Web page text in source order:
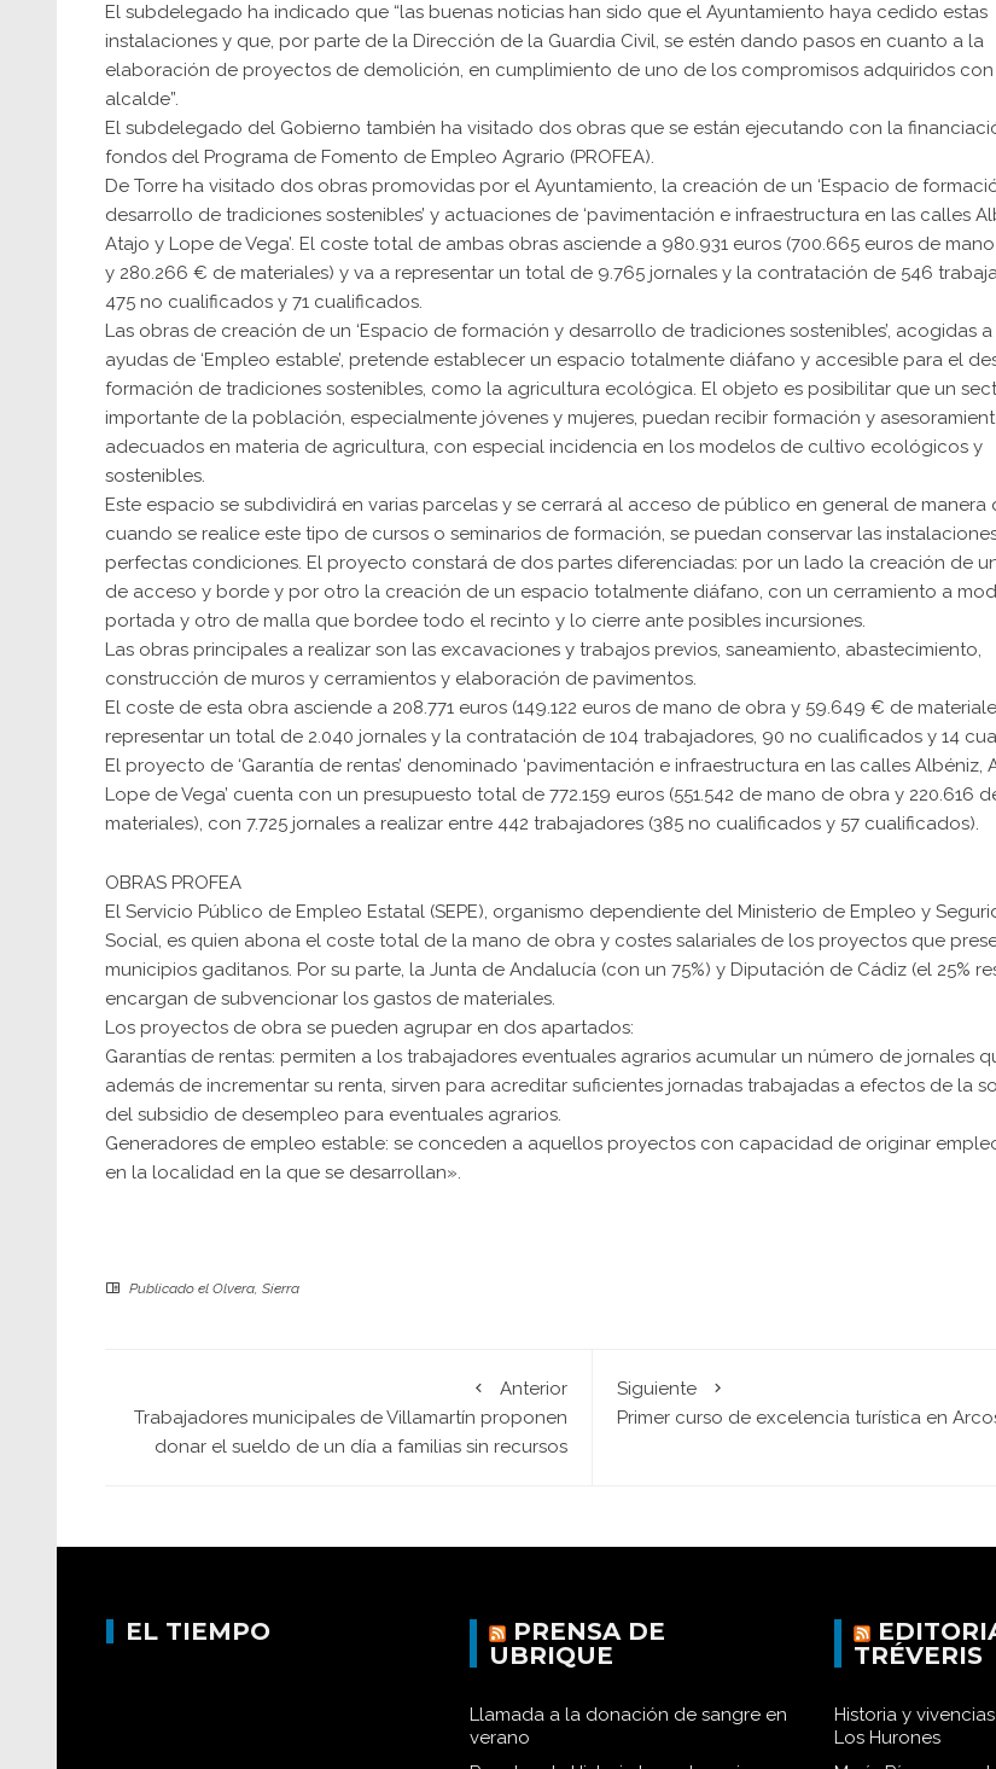
El subdelegado ha indicado que “las buenas noticias han sido que el Ayuntamiento haya cedido estas
instalaciones y que, por parte de la Dirección de la Guardia Civil, se estén dando pasos en cuanto a la
elaboración de proyectos de demolición, en cumplimiento de uno de los compromisos adquiridos
alcalde”.
El subdelegado del Gobierno también ha visitado dos obras que se están ejecutando con la
fondos del Programa de Fomento de Empleo Agrario (PROFEA).
De Torre ha visitado dos obras promovidas por el Ayuntamiento, la creación de un ‘Espacio de
desarrollo de tradiciones sostenibles’ y actuaciones de ‘pavimentación e infraestructura en las calles
Atajo y Lope de Vega’. El coste total de ambas obras asciende a 980.931 euros (700.665 euros de
y 280.266 € de materiales) y va a representar un total de 9.765 jornales y la contratación de 546
475 no cualificados y 71 cualificados.
Las obras de creación de un ‘Espacio de formación y desarrollo de tradiciones sostenibles’, acogidas a
ayudas de ‘Empleo estable’, pretende establecer un espacio totalmente diáfano y accesible para el
formación de tradiciones sostenibles, como la agricultura ecológica. El objeto es posibilitar que un
importante de la población, especialmente jóvenes y mujeres, puedan recibir formación y
adecuados en materia de agricultura, con especial incidencia en los modelos de cultivo ecológicos y
sostenibles.
Este espacio se subdividirá en varias parcelas y se cerrará al acceso de público en general de manera
cuando se realice este tipo de cursos o seminarios de formación, se puedan conservar las
perfectas condiciones. El proyecto constará de dos partes diferenciadas: por un lado la creación de
de acceso y borde y por otro la creación de un espacio totalmente diáfano, con un cerramiento a
portada y otro de malla que bordee todo el recinto y lo cierre ante posibles incursiones.
Las obras principales a realizar son las excavaciones y trabajos previos, saneamiento, abastecimiento,
construcción de muros y cerramientos y elaboración de pavimentos.
El coste de esta obra asciende a 208.771 euros (149.122 euros de mano de obra y 59.649 € de
representar un total de 2.040 jornales y la contratación de 104 trabajadores, 90 no cualificados y 14
El proyecto de ‘Garantía de rentas’ denominado ‘pavimentación e infraestructura en las calles Albéniz,
Lope de Vega’ cuenta con un presupuesto total de 772.159 euros (551.542 de mano de obra y 220.616
materiales), con 7.725 jornales a realizar entre 442 trabajadores (385 no cualificados y 57 cualificados).
OBRAS PROFEA
El Servicio Público de Empleo Estatal (SEPE), organismo dependiente del Ministerio de Empleo y
Social, es quien abona el coste total de la mano de obra y costes salariales de los proyectos que
municipios gaditanos. Por su parte, la Junta de Andalucía (con un 75%) y Diputación de Cádiz (el 25%
encargan de subvencionar los gastos de materiales.
Los proyectos de obra se pueden agrupar en dos apartados:
Garantías de rentas: permiten a los trabajadores eventuales agrarios acumular un número de jornales
además de incrementar su renta, sirven para acreditar suficientes jornadas trabajadas a efectos de la
del subsidio de desempleo para eventuales agrarios.
Generadores de empleo estable: se conceden a aquellos proyectos con capacidad de originar
en la localidad en la que se desarrollan».
Publicado el Olvera, Sierra
Anterior
Trabajadores municipales de Villamartín proponen
donar el sueldo de un día a familias sin recursos
Siguiente
Primer curso de excelencia turística en
EL TIEMPO
PRENSA DE
UBRIQUE
Llamada a la donación de sangre en
verano
TRÉVERIS
Historia y
Los Hurones